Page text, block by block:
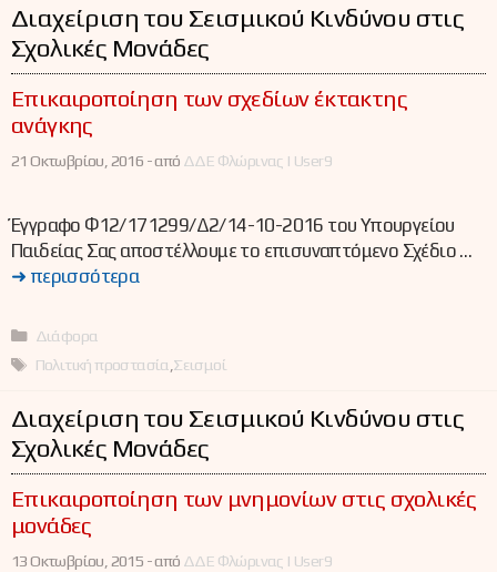
Διαχείριση του Σεισμικού Κινδύνου στις
Σχολικές Μονάδες
Επικαιροποίηση των σχεδίων έκτακτης
ανάγκης
21 Οκτωβρίου, 2016 -από ΔΔΕ Φλώρινας | User9
Έγγραφο Φ12/171299/Δ2/14-10-2016 του Υπουργείου
Παιδείας Σας αποστέλλουμε το επισυναπτόμενο Σχέδιο …
➜ περισσότερα
Κατηγορίες
Διάφορα
Ετικέτες
Πολιτική προστασία Σεισμοί
Διαχείριση του Σεισμικού Κινδύνου στις
Σχολικές Μονάδες
Επικαιροποίηση των μνημονίων στις σχολικές
μονάδες
13 Οκτωβρίου, 2015 -από ΔΔΕ Φλώρινας | User9